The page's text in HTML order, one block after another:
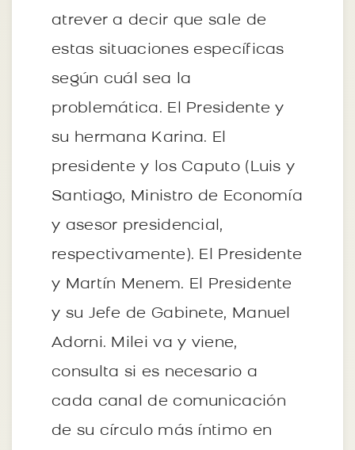
atrever a decir que sale de
estas situaciones específicas
según cuál sea la
problemática. El Presidente y
su hermana Karina. El
presidente y los Caputo (Luis y
Santiago, Ministro de Economía
y asesor presidencial,
respectivamente). El Presidente
y Martín Menem. El Presidente
y su Jefe de Gabinete, Manuel
Adorni. Milei va y viene,
consulta si es necesario a
cada canal de comunicación
de su círculo más íntimo en